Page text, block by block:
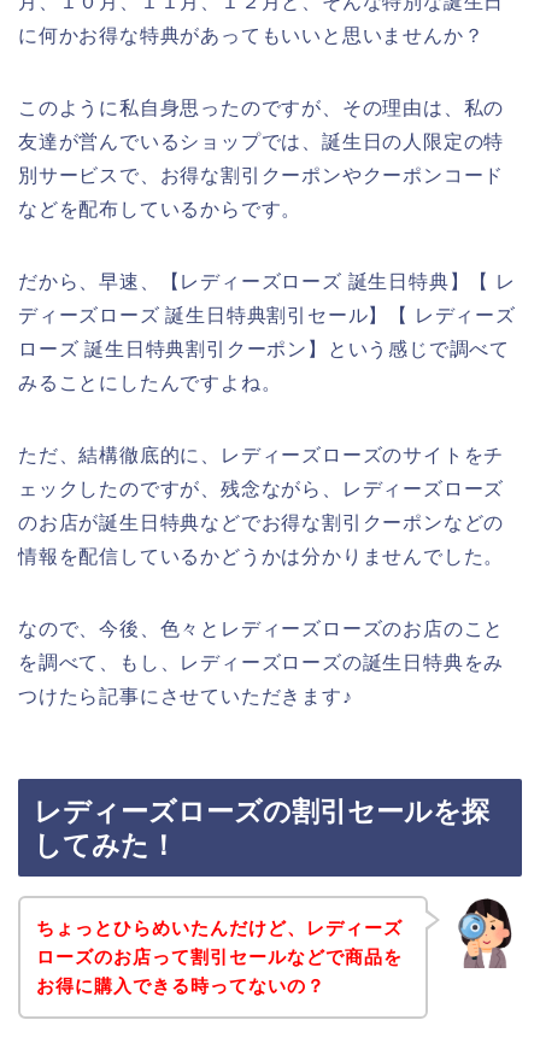
に何かお得な特典があってもいいと思いませんか？
このように私自身思ったのですが、その理由は、私の
友達が営んでいるショップでは、誕生日の人限定の特
別サービスで、お得な割引クーポンやクーポンコード
などを配布しているからです。
だから、早速、【レディーズローズ 誕生日特典】【 レ
ディーズローズ 誕生日特典割引セール】【 レディーズ
ローズ 誕生日特典割引クーポン】という感じで調べて
みることにしたんですよね。
ただ、結構徹底的に、レディーズローズのサイトをチ
ェックしたのですが、残念ながら、レディーズローズ
のお店が誕生日特典などでお得な割引クーポンなどの
情報を配信しているかどうかは分かりませんでした。
なので、今後、色々とレディーズローズのお店のこと
を調べて、もし、レディーズローズの誕生日特典をみ
つけたら記事にさせていただきます♪
レディーズローズの割引セールを探
してみた！
ちょっとひらめいたんだけど、レディーズ
ローズのお店って割引セールなどで商品を
お得に購入できる時ってないの？